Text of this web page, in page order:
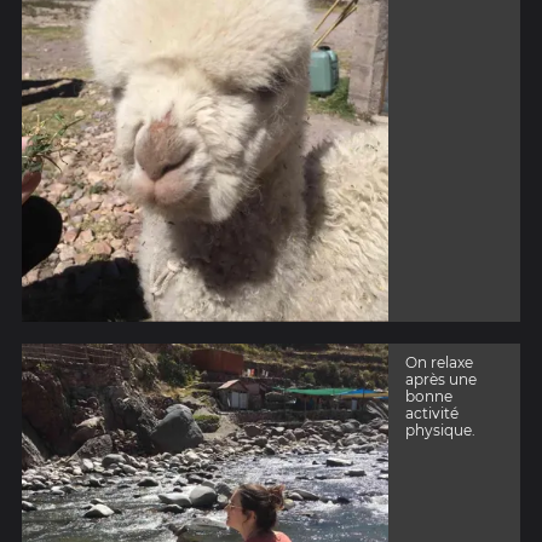
On relaxe
après une
bonne
activité
physique.